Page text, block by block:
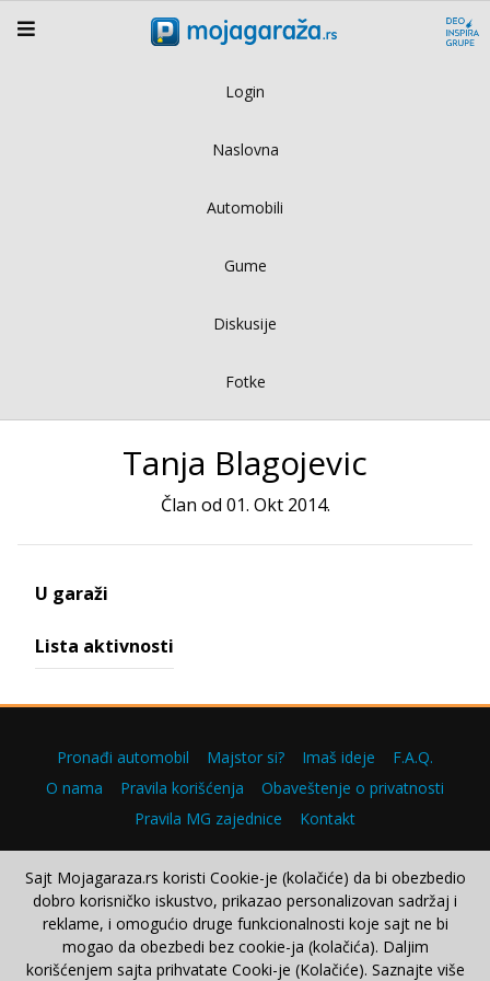
Login
Naslovna
Automobili
Gume
Diskusije
Fotke
Tanja Blagojevic
Član od 01. Okt 2014.
U garaži
Lista aktivnosti
Pronađi automobil Majstor si? Imaš ideje
F.A.Q.
O nama
Pravila korišćenja
Obaveštenje o privatnosti
Pravila MG zajednice
Kontakt
Copyright © 2000–2026.
Sajt Mojagaraza.rs koristi Cookie-je (kolačiće) da bi obezbedio
dobro korisničko iskustvo, prikazao personalizovan sadržaj i
reklame, i omogućio druge funkcionalnosti koje sajt ne bi
mogao da obezbedi bez cookie-ja (kolačića). Daljim
korišćenjem sajta prihvatate Cooki-je (Kolačiće). Saznajte više